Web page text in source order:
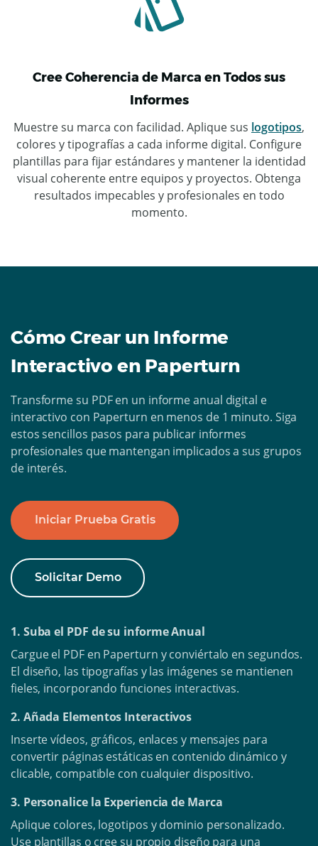
Cree Coherencia de Marca en Todos sus
Informes
Muestre su marca con facilidad. Aplique sus logotipos,
colores y tipografías a cada informe digital. Configure
plantillas para fijar estándares y mantener la identidad
visual coherente entre equipos y proyectos. Obtenga
resultados impecables y profesionales en todo
momento.
Cómo Crear un Informe
Interactivo en Paperturn
Transforme su PDF en un informe anual digital e
interactivo con Paperturn en menos de 1 minuto. Siga
estos sencillos pasos para publicar informes
profesionales que mantengan implicados a sus grupos
de interés.
Iniciar Prueba Gratis
Solicitar Demo
1. Suba el PDF de su informe Anual
Cargue el PDF en Paperturn y conviértalo en segundos.
El diseño, las tipografías y las imágenes se mantienen
fieles, incorporando funciones interactivas.
2. Añada Elementos Interactivos
Inserte vídeos, gráficos, enlaces y mensajes para
convertir páginas estáticas en contenido dinámico y
clicable, compatible con cualquier dispositivo.
3. Personalice la Experiencia de Marca
Aplique colores, logotipos y dominio personalizado.
Use plantillas o cree su propio diseño para una